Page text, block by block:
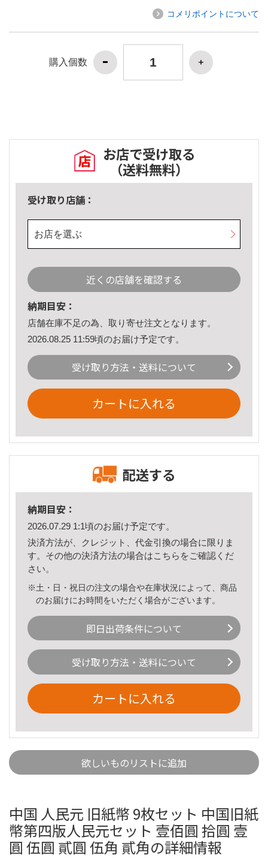
コメリポイントについて
購入個数
お店で受け取る
（送料無料）
受け取り店舗：
お店を選ぶ
近くの店舗を確認する
納期目安：
店舗在庫不足の為、取り寄せ注文となります。
2026.08.25 11:59頃のお届け予定です。
受け取り方法・送料について
カートに入れる
配送する
納期目安：
2026.07.29 1:1頃のお届け予定です。
決済方法が、クレジット、代金引換の場合に限りま
す。その他の決済方法の場合はこちら をご確認くだ
さい。
※土・日・祝日の注文の場合や在庫状況によって、商品
のお届けにお時間をいただく場合がございます。
即日出荷条件について
受け取り方法・送料について
カートに入れる
欲しいものリストに追加
中国 人民元 旧紙幣 9枚セット 中国旧紙
幣第四版人民元セット 壹佰圓 拾圓 壹
圓 伍圓 貳圓 伍角 貳角の詳細情報